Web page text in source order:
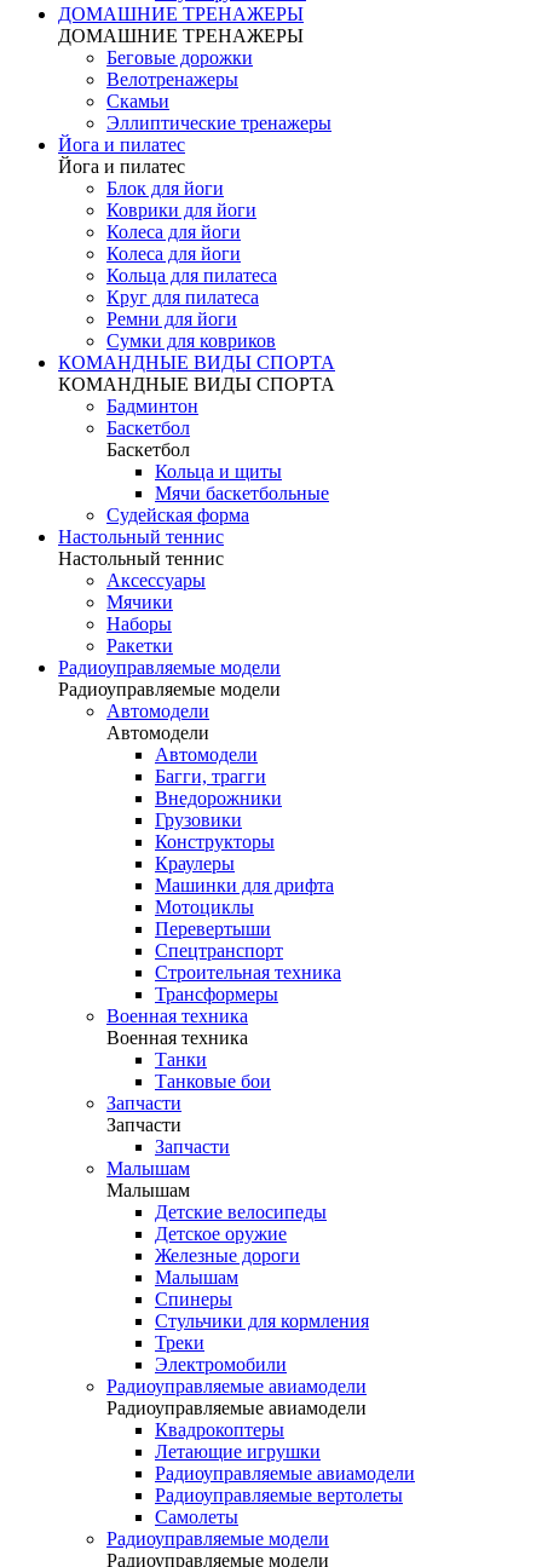
ДОМАШНИЕ ТРЕНАЖЕРЫ
ДОМАШНИЕ ТРЕНАЖЕРЫ
Беговые дорожки
Велотренажеры
Скамьи
Эллиптические тренажеры
Йога и пилатес
Йога и пилатес
Блок для йоги
Коврики для йоги
Колеса для йоги
Колеса для йоги
Кольца для пилатеса
Круг для пилатеса
Ремни для йоги
Сумки для ковриков
КОМАНДНЫЕ ВИДЫ СПОРТА
КОМАНДНЫЕ ВИДЫ СПОРТА
Бадминтон
Баскетбол
Баскетбол
Кольца и щиты
Мячи баскетбольные
Судейская форма
Настольный теннис
Настольный теннис
Аксессуары
Мячики
Наборы
Ракетки
Радиоуправляемые модели
Радиоуправляемые модели
Автомодели
Автомодели
Автомодели
Багги, трагги
Внедорожники
Грузовики
Конструкторы
Краулеры
Машинки для дрифта
Мотоциклы
Перевертыши
Спецтранспорт
Строительная техника
Трансформеры
Военная техника
Военная техника
Танки
Танковые бои
Запчасти
Запчасти
Запчасти
Малышам
Малышам
Детские велосипеды
Детское оружие
Железные дороги
Малышам
Спинеры
Стульчики для кормления
Треки
Электромобили
Радиоуправляемые авиамодели
Радиоуправляемые авиамодели
Квадрокоптеры
Летающие игрушки
Радиоуправляемые авиамодели
Радиоуправляемые вертолеты
Самолеты
Радиоуправляемые модели
Радиоуправляемые модели